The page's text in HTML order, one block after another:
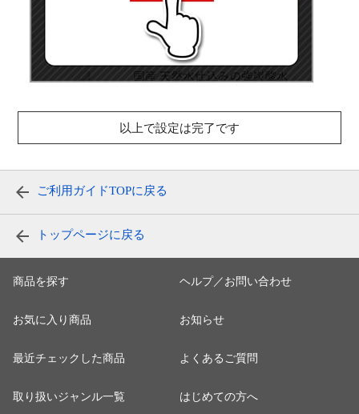
以上で設定は完了です
ご利用ガイドTOPに戻る
トップページに戻る
商品を探す
お気に入り商品
最近チェックした商品
取り扱いジャンル一覧
ヘルプ／お問い合わせ
お知らせ
よくあるご質問
はじめての方へ